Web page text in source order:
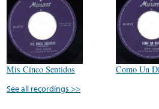
Mis Cinco Sentidos
Como Un
See all recordings >>